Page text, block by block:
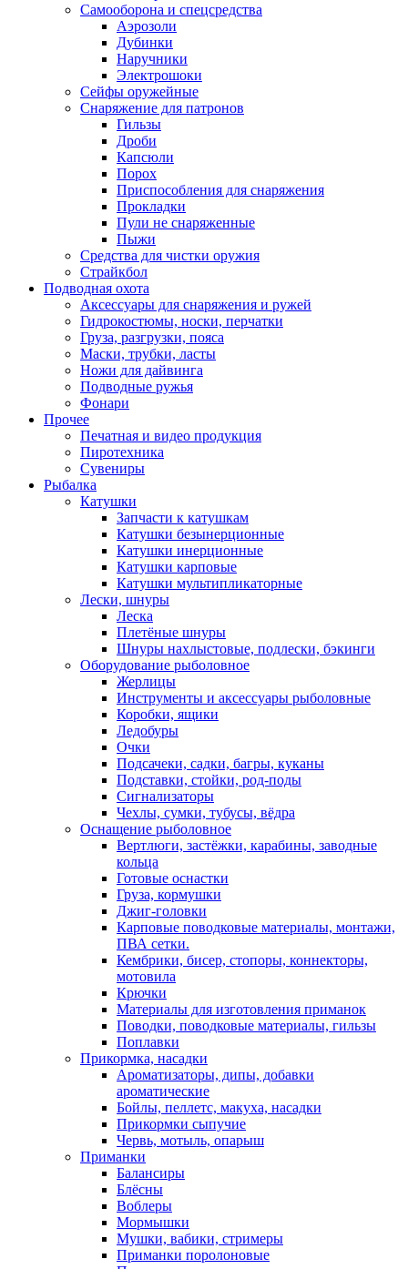
Самооборона и спецсредства
Аэрозоли
Дубинки
Наручники
Электрошоки
Сейфы оружейные
Снаряжение для патронов
Гильзы
Дроби
Капсюли
Порох
Приспособления для снаряжения
Прокладки
Пули не снаряженные
Пыжи
Средства для чистки оружия
Страйкбол
Подводная охота
Аксессуары для снаряжения и ружей
Гидрокостюмы, носки, перчатки
Груза, разгрузки, пояса
Маски, трубки, ласты
Ножи для дайвинга
Подводные ружья
Фонари
Прочее
Печатная и видео продукция
Пиротехника
Сувениры
Рыбалка
Катушки
Запчасти к катушкам
Катушки безынерционные
Катушки инерционные
Катушки карповые
Катушки мультипликаторные
Лески, шнуры
Леска
Плетёные шнуры
Шнуры нахлыстовые, подлески, бэкинги
Оборудование рыболовное
Жерлицы
Инструменты и аксессуары рыболовные
Коробки, ящики
Ледобуры
Очки
Подсачеки, садки, багры, куканы
Подставки, стойки, род-поды
Сигнализаторы
Чехлы, сумки, тубусы, вёдра
Оснащение рыболовное
Вертлюги, застёжки, карабины, заводные
кольца
Готовые оснастки
Груза, кормушки
Джиг-головки
Карповые поводковые материалы, монтажи,
ПВА сетки.
Кембрики, бисер, стопоры, коннекторы,
мотовила
Крючки
Материалы для изготовления приманок
Поводки, поводковые материалы, гильзы
Поплавки
Прикормка, насадки
Ароматизаторы, дипы, добавки
ароматические
Бойлы, пеллетс, макуха, насадки
Прикормки сыпучие
Червь, мотыль, опарыш
Приманки
Балансиры
Блёсны
Воблеры
Мормышки
Мушки, вабики, стримеры
Приманки поролоновые